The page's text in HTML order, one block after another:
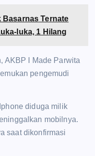
Basarnas Ternate
luka, 1 Hilang
AKBP I Made Parwita
pengemudi
diduga milik
mobilnya.
saat dikonfirmasi